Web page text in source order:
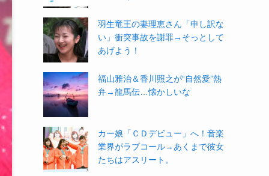
羽生竜王の妻理恵さん「申し訳な
い」衝突事故を謝罪→そっとして
あげよう！
福山雅治＆香川照之が“自然愛”熱
弁→龍馬伝…懐かしいな
カー娘「ＣＤデビュー」へ！音楽
業界がラブコール→あくまで彼女
たちはアスリート。